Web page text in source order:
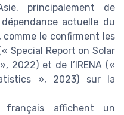
principalement de
actuelle du
le confirment les
Special Report on Solar
2022) et de l’IRENA («
», 2023) sur la
français affichent un